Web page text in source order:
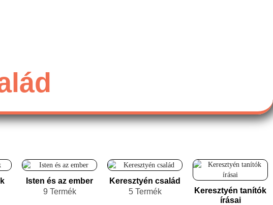
Isten és az ember
9 Termék
Keresztyén család
5 Termék
Keresztyén tanítók
írásai